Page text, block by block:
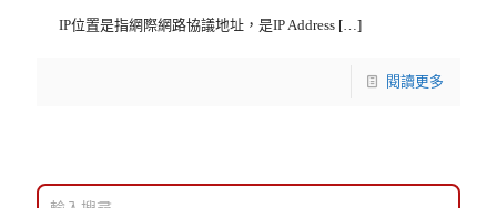
IP位置是指網際網路協議地址，是IP Address […]
閱讀更多